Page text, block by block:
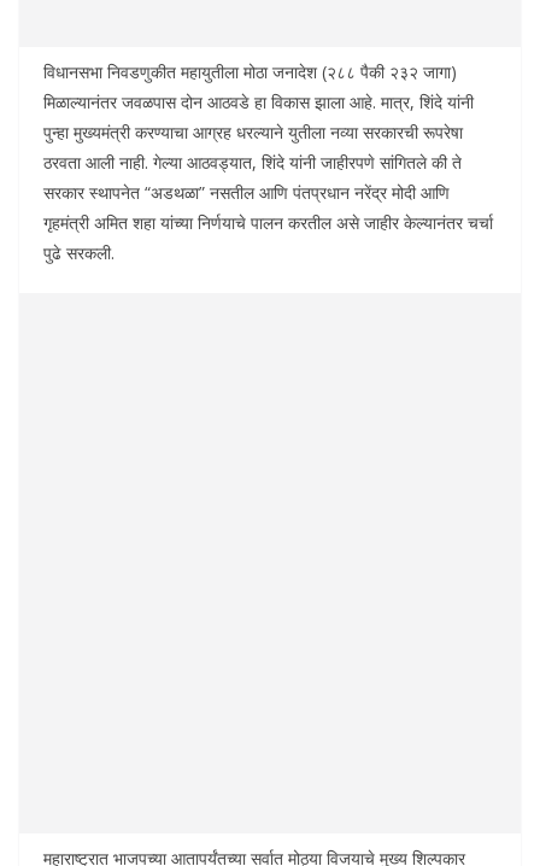
विधानसभा निवडणुकीत महायुतीला मोठा जनादेश (२८८ पैकी २३२ जागा)
मिळाल्यानंतर जवळपास दोन आठवडे हा विकास झाला आहे. मात्र, शिंदे यांनी
पुन्हा मुख्यमंत्री करण्याचा आग्रह धरल्याने युतीला नव्या सरकारची रूपरेषा
ठरवता आली नाही. गेल्या आठवड्यात, शिंदे यांनी जाहीरपणे सांगितले की ते
सरकार स्थापनेत “अडथळा” नसतील आणि पंतप्रधान नरेंद्र मोदी आणि
गृहमंत्री अमित शहा यांच्या निर्णयाचे पालन करतील असे जाहीर केल्यानंतर चर्चा
पुढे सरकली.
महाराष्ट्रात भाजपच्या आतापर्यंतच्या सर्वात मोठ्या विजयाचे मुख्य शिल्पकार